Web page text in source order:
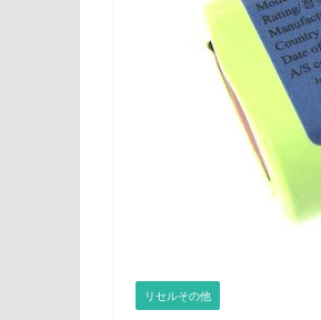
リセルその他